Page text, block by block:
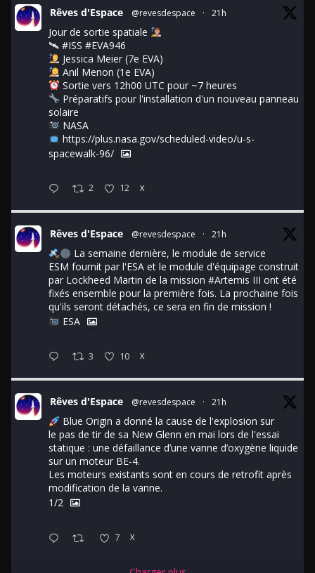
Rêves d'Espace @revesdespace · 21h
Jour de sortie spatiale
🛰 #ISS #EVA946
Jessica Meier (7e EVA)
Anil Menon (1e EVA)
Sortie vers 12h00 UTC pour ~7 heures
Préparatifs pour l'installation d'un nouveau panneau
solaire
NASA
https://plus.nasa.gov/scheduled-video/u-s-
spacewalk-96/
2 12 X
Rêves d'Espace @revesdespace · 21h
La semaine dernière, le module de service
ESM fournit par l'ESA et le module d'équipage construit
par Lockheed Martin de la mission #Artemis III ont été
fixés ensemble pour la première fois. La prochaine fois
qu'ils seront détachés, ce sera en fin de mission !
ESA
3 10 X
Rêves d'Espace @revesdespace · 21h
Blue Origin a donné la cause de l'explosion sur
le pas de tir de sa New Glenn en mai lors de l'essai
statique : une défaillance d’une vanne d’oxygène liquide
sur un moteur BE-4.
Les moteurs existants sont en cours de retrofit après
modification de la vanne.
1/2
7 X